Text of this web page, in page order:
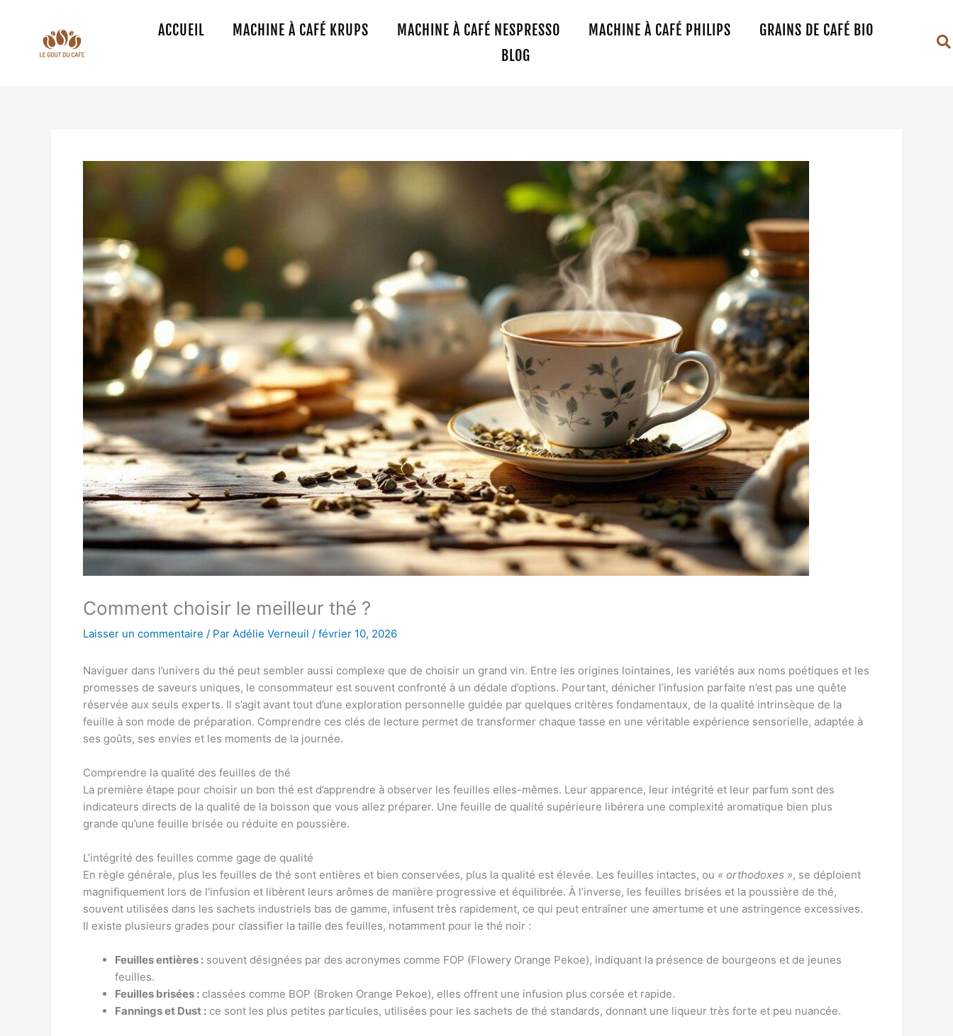
ACCUEIL MACHINE À CAFÉ KRUPS MACHINE À CAFÉ NESPRESSO MACHINE À CAFÉ PHILIPS
GRAINS DE CAFÉ BIO
BLOG
Comment choisir le meilleur thé ?
Laisser un commentaire / Par Adélie Verneuil / février 10, 2026
Naviguer dans l’univers du thé peut sembler aussi complexe que de choisir un grand vin. Entre les origines lointaines, les variétés aux noms poétiques et les
promesses de saveurs uniques, le consommateur est souvent confronté à un dédale d’options. Pourtant, dénicher l’infusion parfaite n’est pas une quête
réservée aux seuls experts. Il s’agit avant tout d’une exploration personnelle guidée par quelques critères fondamentaux, de la qualité intrinsèque de la
feuille à son mode de préparation. Comprendre ces clés de lecture permet de transformer chaque tasse en une véritable expérience sensorielle, adaptée à
ses goûts, ses envies et les moments de la journée.
Comprendre la qualité des feuilles de thé
La première étape pour choisir un bon thé est d’apprendre à observer les feuilles elles-mêmes. Leur apparence, leur intégrité et leur parfum sont des
indicateurs directs de la qualité de la boisson que vous allez préparer. Une feuille de qualité supérieure libérera une complexité aromatique bien plus
grande qu’une feuille brisée ou réduite en poussière.
L’intégrité des feuilles comme gage de qualité
En règle générale, plus les feuilles de thé sont entières et bien conservées, plus la qualité est élevée. Les feuilles intactes, ou « orthodoxes », se déploient
magnifiquement lors de l’infusion et libèrent leurs arômes de manière progressive et équilibrée. À l’inverse, les feuilles brisées et la poussière de thé,
souvent utilisées dans les sachets industriels bas de gamme, infusent très rapidement, ce qui peut entraîner une amertume et une astringence excessives.
Il existe plusieurs grades pour classifier la taille des feuilles, notamment pour le thé noir :
Feuilles entières : souvent désignées par des acronymes comme FOP (Flowery Orange Pekoe), indiquant la présence de bourgeons et de jeunes
feuilles.
Feuilles brisées : classées comme BOP (Broken Orange Pekoe), elles offrent une infusion plus corsée et rapide.
Fannings et Dust : ce sont les plus petites particules, utilisées pour les sachets de thé standards, donnant une liqueur très forte et peu nuancée.